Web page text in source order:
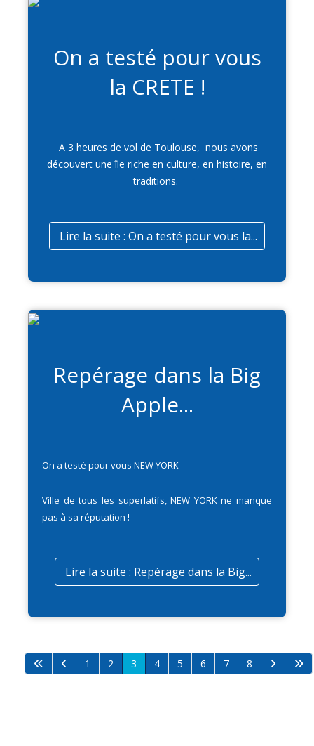
On a testé pour vous
la CRETE !
A 3 heures de vol de Toulouse, nous avons
découvert une île riche en culture, en histoire, en
traditions.
Lire la suite : On a testé pour vous la...
Repérage dans la Big
Apple...
On a testé pour vous NEW YORK
Ville de tous les superlatifs, NEW YORK ne manque
pas à sa réputation !
Lire la suite : Repérage dans la Big...
Page 3 sur 8
1 2 3 4 5 6 7 8